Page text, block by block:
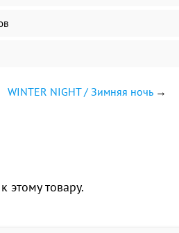
WINTER NIGHT / Зимняя ночь→
этому товару.